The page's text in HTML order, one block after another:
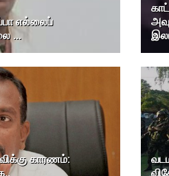
எல்லைப்
...
காரணம்: